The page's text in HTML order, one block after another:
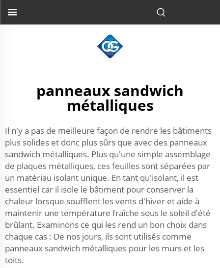
panneaux sandwich
métalliques
Il n'y a pas de meilleure façon de rendre les bâtiments
plus solides et donc plus sûrs que avec des panneaux
sandwich métalliques. Plus qu'une simple assemblage
de plaques métalliques, ces feuilles sont séparées par
un matériau isolant unique. En tant qu'isolant, il est
essentiel car il isole le bâtiment pour conserver la
chaleur lorsque soufflent les vents d'hiver et aide à
maintenir une température fraîche sous le soleil d'été
brûlant. Examinons ce qui les rend un bon choix dans
chaque cas : De nos jours, ils sont utilisés comme
panneaux sandwich métalliques pour les murs et les
toits.